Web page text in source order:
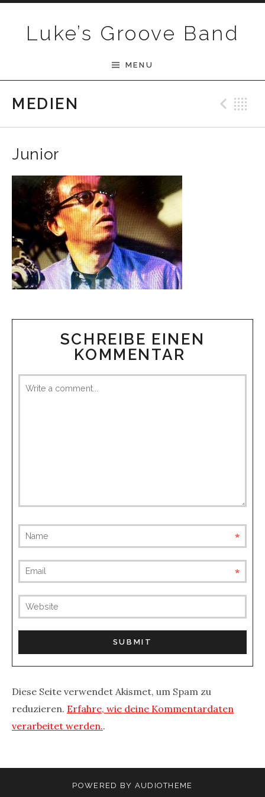
Luke’s Groove Band
MENU
MEDIEN
Junior
SCHREIBE EINEN
KOMMENTAR
Diese Seite verwendet Akismet, um Spam zu
reduzieren. Erfahre, wie deine Kommentardaten
verarbeitet werden..
POWERED BY AUDIOTHEME